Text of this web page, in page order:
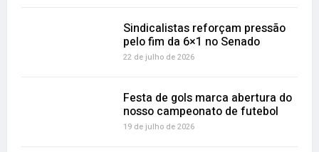
Sindicalistas reforçam pressão
pelo fim da 6×1 no Senado
22 de julho de 2026
Festa de gols marca abertura do
nosso campeonato de futebol
19 de julho de 2026